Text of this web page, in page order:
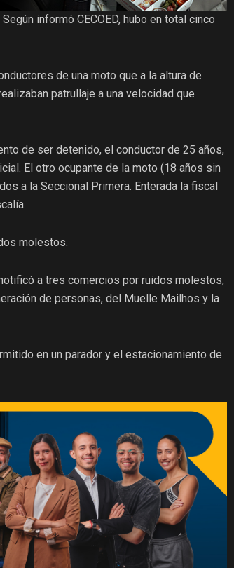
informó CECOED, hubo en total cinco
de una moto que a la altura de
patrullaje a una velocidad que
de ser detenido, el conductor de 25 años,
El otro ocupante de la moto (18 años sin
a la Seccional Primera. Enterada la fiscal
molestos.
a tres comercios por ruidos molestos,
de personas, del Muelle Mailhos y la
en un parador y el estacionamiento de